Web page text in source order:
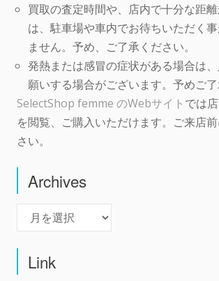
買取の査定時間や、店内で十分な距
は、駐車場や車内でお待ちいただく
ません。予め、ご了承ください。
発熱または感冒の症状がある場合は
願いする場合がございます。予めご了
SelectShop femme のWebサイト では
を閲覧、ご購入いただけます。ご来店
さい。
Archives
Link